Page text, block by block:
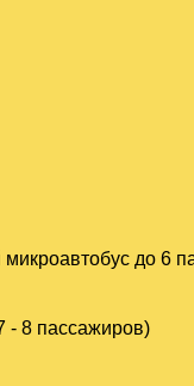
до 6
- 8 пассажиров)